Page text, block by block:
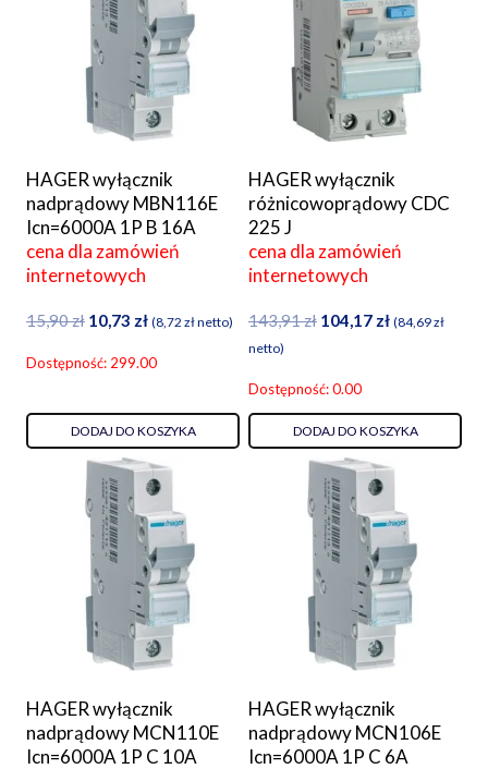
HAGER wyłącznik
nadprądowy MBN116E
Icn=6000A 1P B 16A
cena dla zamówień
internetowych
15,90zł Pierwotna
wynosiła:
10,73 złAktualna
wynosi:
(8,72 złnetto)
Dostępność: 299.00
DODAJ DO KOSZYKA
HAGER wyłącznik
różnicowoprądowy CDC
225 J
cena dla zamówień
internetowych
143,91zł Pierwotna
143,91 zł.
104,17 złAktualna
(84,69zł
netto)
Dostępność: 0.00
DODAJ DO KOSZYKA
HAGER wyłącznik
nadprądowy MCN110E
Icn=6000A 1P C 10A
HAGER wyłącznik
nadprądowy MCN106E
Icn=6000A 1P C 6A